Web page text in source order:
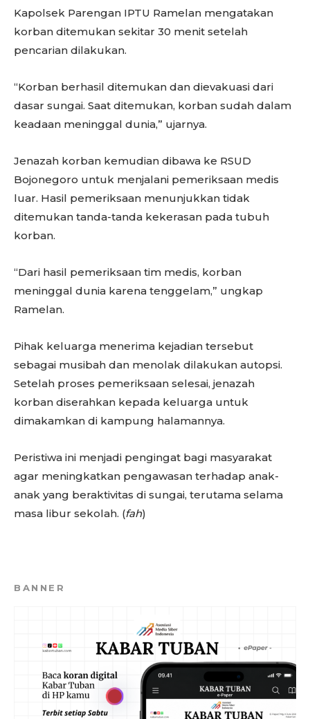
Kapolsek Parengan IPTU Ramelan mengatakan
korban ditemukan sekitar 30 menit setelah
pencarian dilakukan.
“Korban berhasil ditemukan dan dievakuasi dari
dasar sungai. Saat ditemukan, korban sudah dalam
keadaan meninggal dunia,” ujarnya.
Jenazah korban kemudian dibawa ke RSUD
Bojonegoro untuk menjalani pemeriksaan medis
luar. Hasil pemeriksaan menunjukkan tidak
ditemukan tanda-tanda kekerasan pada tubuh
korban.
“Dari hasil pemeriksaan tim medis, korban
meninggal dunia karena tenggelam,” ungkap
Ramelan.
Pihak keluarga menerima kejadian tersebut
sebagai musibah dan menolak dilakukan autopsi.
Setelah proses pemeriksaan selesai, jenazah
korban diserahkan kepada keluarga untuk
dimakamkan di kampung halamannya.
Peristiwa ini menjadi pengingat bagi masyarakat
agar meningkatkan pengawasan terhadap anak-
anak yang beraktivitas di sungai, terutama selama
masa libur sekolah. (fah)
BANNER